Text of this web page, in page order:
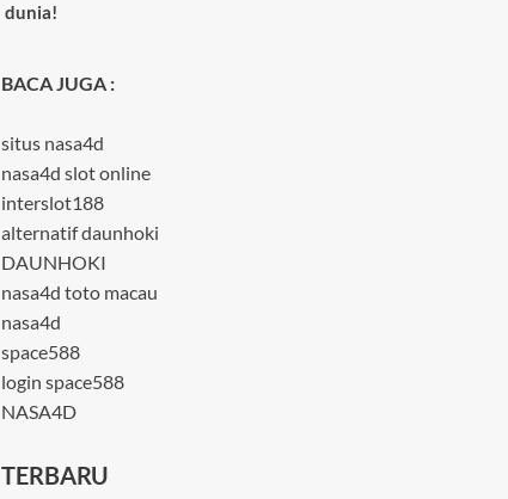
dunia!
BACA JUGA :
situs nasa4d
nasa4d slot online
interslot188
alternatif daunhoki
DAUNHOKI
nasa4d toto macau
nasa4d
space588
login space588
NASA4D
TERBARU